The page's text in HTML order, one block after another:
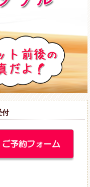
付